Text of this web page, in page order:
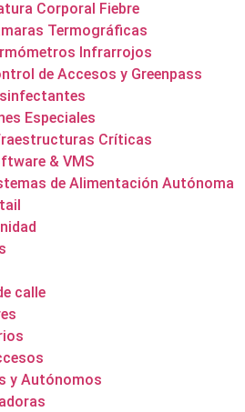
Corporal Fiebre
Termográficas
Infrarrojos
de Accesos y Greenpass
Especiales
Críticas
& VMS
de Alimentación Autónoma
calle
y Autónomos